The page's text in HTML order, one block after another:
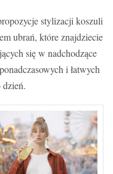
stylizacji koszuli
ubrań, które znajdziecie
się w nadchodzące
i łatwych
dzień.